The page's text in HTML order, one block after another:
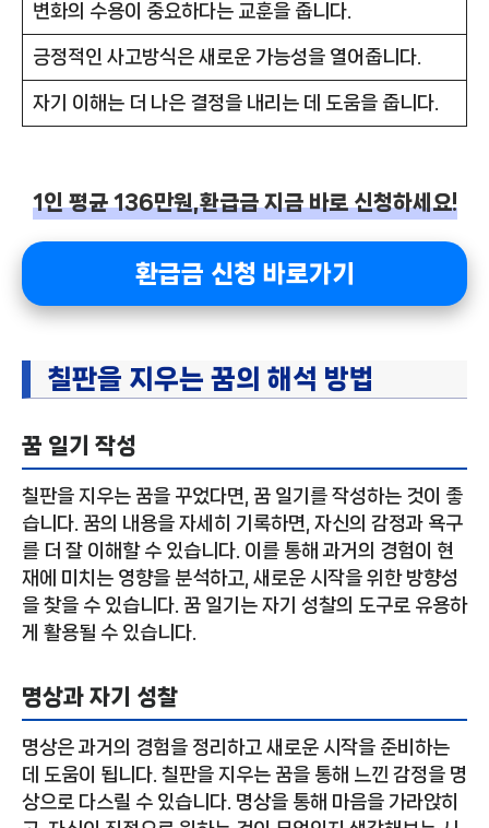
변화의 수용이 중요하다는 교훈을 줍니다.
긍정적인 사고방식은 새로운 가능성을 열어줍니다.
자기 이해는 더 나은 결정을 내리는 데 도움을 줍니다.
1인 평균 136만원,환급금 지금 바로 신청하세요!
환급금 신청 바로가기
칠판을 지우는 꿈의 해석 방법
꿈 일기 작성
칠판을 지우는 꿈을 꾸었다면, 꿈 일기를 작성하는 것이 좋
습니다. 꿈의 내용을 자세히 기록하면, 자신의 감정과 욕구
를 더 잘 이해할 수 있습니다. 이를 통해 과거의 경험이 현
재에 미치는 영향을 분석하고, 새로운 시작을 위한 방향성
을 찾을 수 있습니다. 꿈 일기는 자기 성찰의 도구로 유용하
게 활용될 수 있습니다.
명상과 자기 성찰
명상은 과거의 경험을 정리하고 새로운 시작을 준비하는
데 도움이 됩니다. 칠판을 지우는 꿈을 통해 느낀 감정을 명
상으로 다스릴 수 있습니다. 명상을 통해 마음을 가라앉히